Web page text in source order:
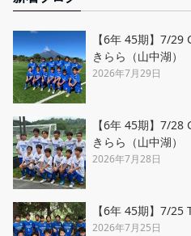
【6年 45期】7/
きらら（山中湖）
2026年7月29日
【6年 45期】7/
きらら（山中湖）
2026年7月28日
【6年 45期】7/25
2026年7月25日